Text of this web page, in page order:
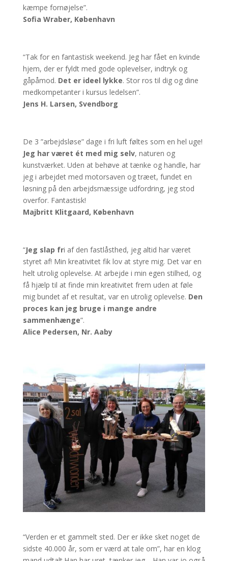
kæmpe fornøjelse”.
Sofia Wraber, København
“Tak for en fantastisk weekend. Jeg har fået en kvinde
hjem, der er fyldt med gode oplevelser, indtryk og
gåpåmod. Det er ideel lykke. Stor ros til dig og dine
medkompetanter i kursus ledelsen”.
Jens H. Larsen, Svendborg
De 3 ”arbejdsløse” dage i fri luft føltes som en hel uge!
Jeg har været ét med mig selv, naturen og
kunstværket. Uden at behøve at tænke og handle, har
jeg i arbejdet med motorsaven og træet, fundet en
løsning på den arbejdsmæssige udfordring, jeg stod
overfor. Fantastisk!
Majbritt Klitgaard, København
“Jeg slap fri af den fastlåsthed, jeg altid har været
styret af! Min kreativitet fik lov at styre mig. Det var en
helt utrolig oplevelse. At arbejde i min egen stilhed, og
få hjælp til at finde min kreativitet frem uden at føle
mig bundet af et resultat, var en utrolig oplevelse. Den
proces kan jeg bruge i mange andre
sammenhænge”.
Alice Pedersen, Nr. Aaby
“Verden er et gammelt sted. Der er ikke sket noget de
sidste 40.000 år, som er værd at tale om”, har en klog